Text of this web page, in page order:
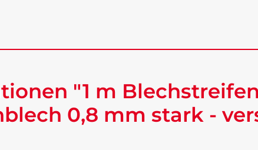
"1 m
0,8 mm stark -